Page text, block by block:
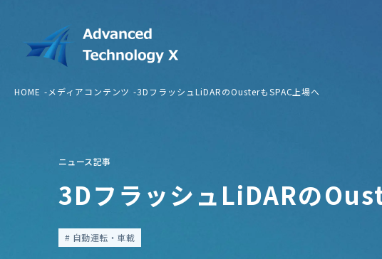
HOME メディアコンテンツ 3DフラッシュLiDARのOusterもSPAC上場へ
ニュース記事
3DフラッシュLiDARの
自動運転・車載